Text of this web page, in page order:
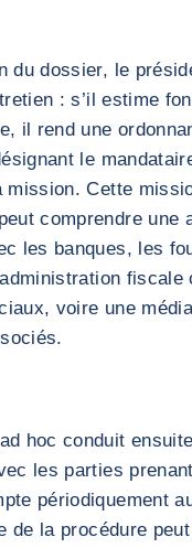
du dossier, le
: s’il estime
il rend une
le
mission. Cette
comprendre une
les banques, les
fiscale
voire une
hoc conduit
les parties
périodiquement
de la procédure